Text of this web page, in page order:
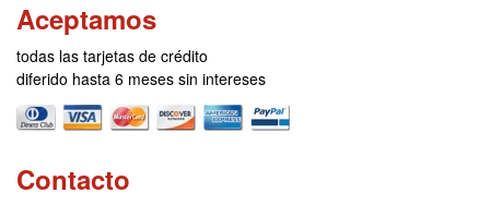
Aceptamos
todas las tarjetas de crédito
diferido hasta 6 meses sin intereses
Contacto